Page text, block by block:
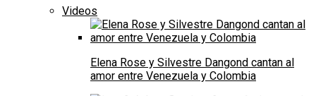
Videos
Elena Rose y Silvestre Dangond cantan al
amor entre Venezuela y Colombia